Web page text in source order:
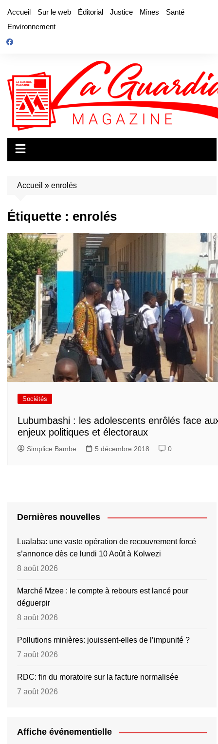
contenu
Accueil Sur le web Éditorial Justice Mines
Santé
Environnement
Accueil » enrolés
Étiquette : enrolés
Sociétés
Lubumbashi : les adolescents enrôlés face
enjeux politiques et électoraux
Simplice Bambe 5 décembre 2018 0
Dernières nouvelles
Lualaba: une vaste opération de recouvrement forcé
s’annonce dès ce lundi 10 Août à Kolwezi
8 août 2026
Marché Mzee : le compte à rebours est lancé pour
déguerpir
8 août 2026
Pollutions minières: jouissent-elles de l’impunité ?
7 août 2026
RDC: fin du moratoire sur la facture normalisée
7 août 2026
Affiche événementielle